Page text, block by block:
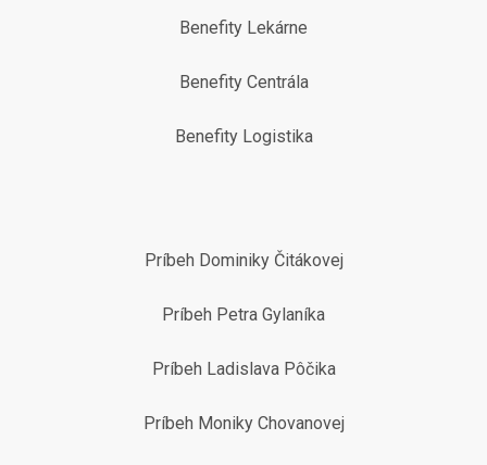
Benefity Lekárne
Benefity Centrála
Benefity Logistika
Príbeh Dominiky Čitákovej
Príbeh Petra Gylaníka
Príbeh Ladislava Pôčika
Príbeh Moniky Chovanovej